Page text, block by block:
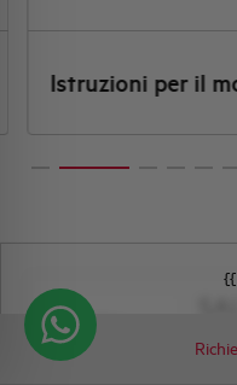
Istruzioni per il